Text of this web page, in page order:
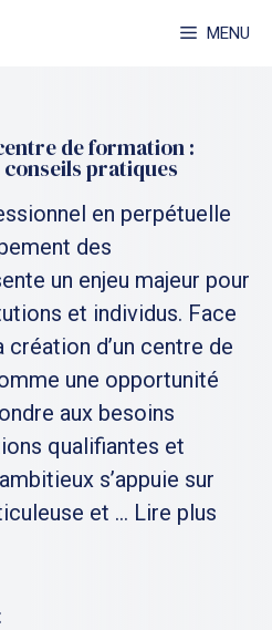
MENU
de formation :
pratiques
en perpétuelle
des
un enjeu majeur pour
et individus. Face
d’un centre de
une opportunité
aux besoins
qualifiantes et
s’appuie sur
et ... Lire plus